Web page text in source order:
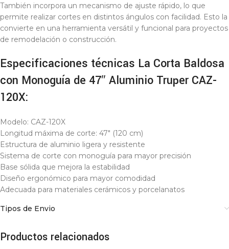
También incorpora un mecanismo de ajuste rápido, lo que
permite realizar cortes en distintos ángulos con facilidad. Esto la
convierte en una herramienta versátil y funcional para proyectos
de remodelación o construcción.
Especificaciones técnicas La Corta Baldosa
con Monoguía de 47″ Aluminio Truper CAZ-
120X:
Modelo: CAZ-120X
Longitud máxima de corte: 47″ (120 cm)
Estructura de aluminio ligera y resistente
Sistema de corte con monoguía para mayor precisión
Base sólida que mejora la estabilidad
Diseño ergonómico para mayor comodidad
Adecuada para materiales cerámicos y porcelanatos
Tipos de Envio
Productos relacionados